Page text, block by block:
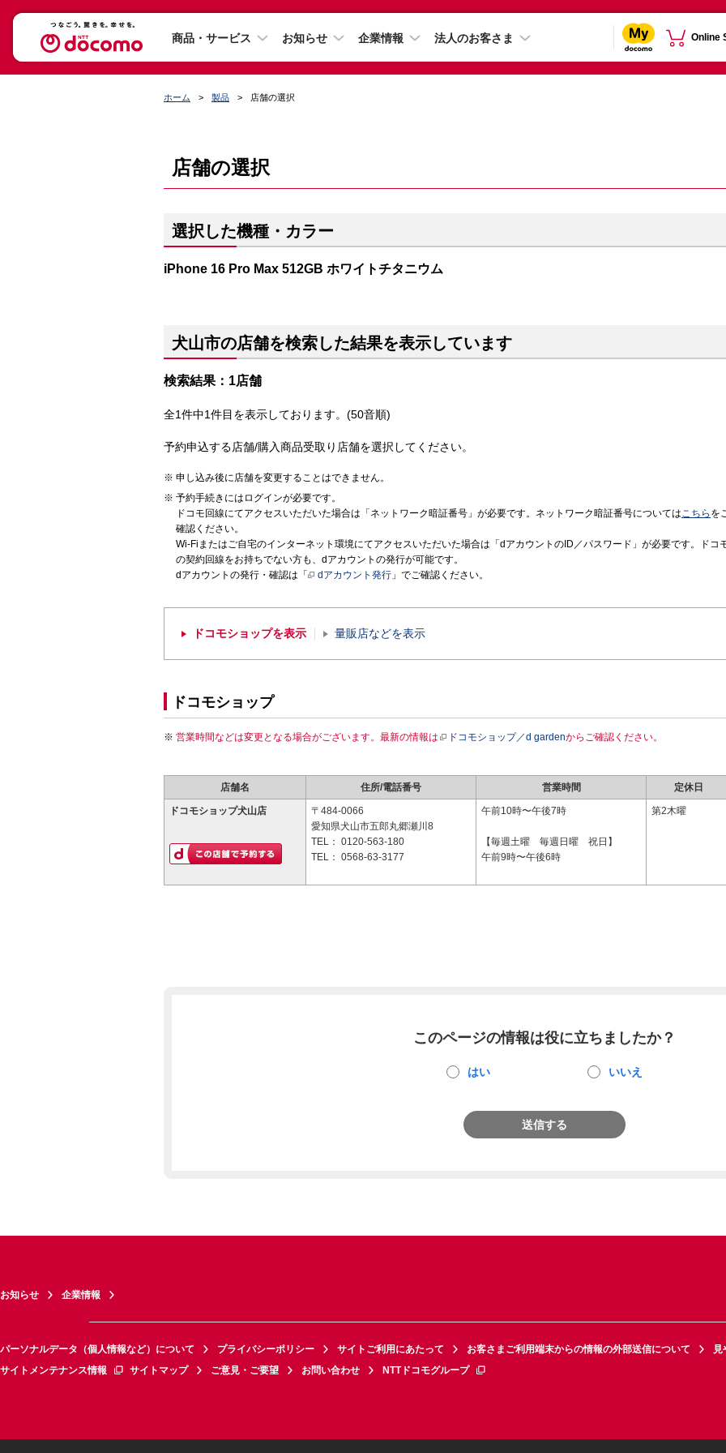
商品・サービス お知らせ 企業情報 法人のお客さま Online
ホーム 製品 店舗の選択
店舗の選択
選択した機種・カラー
iPhone 16 Pro Max 512GB ホワイトチタニウム
犬山市の店舗を検索した結果を表示しています
検索結果：1店舗
全1件中1件目を表示しております。(50音順)
予約申込する店舗/購入商品受取り店舗を選択してください。
申し込み後に店舗を変更することはできません。
予約手続きにはログインが必要です。
ドコモ回線にてアクセスいただいた場合は「ネットワーク暗証番号」が必要です。ネットワーク暗証番号についてはこちら を
確認ください。
Wi-Fiまたはご自宅のインターネット環境にてアクセスいただいた場合は「dアカウントのID／パスワード」が必要です。ドコ
の契約回線をお持ちでない方も、dアカウントの発行が可能です。
dアカウントの発行・確認は「
dアカウント発行 」でご確認ください。
ドコモショップを表示 量販店などを表示
ドコモショップ
営業時間などは変更となる場合がございます。最新の情報は ドコモショップ／d gardenからご確認ください。
店舗名 住所/電話番号 営業時間 定休日
ドコモショップ犬山店
〒484-0066
愛知県犬山市五郎丸郷瀬川8
TEL： 0120-563-180
TEL： 0568-63-3177
午前10時〜午後7時
【毎週土曜 毎週日曜 祝日】
午前9時〜午後6時
第2木曜
このページの情報は役に立ちましたか？
はい いいえ
送信する
お知らせ 企業情報
パーソナルデータ（個人情報など）について プライバシーポリシー サイトご利用にあたって お客さまご利用端末からの情報の外部送信について
見
サイトメンテナンス情報
サイトマップ ご意見・ご要望 お問い合わせ NTTドコモグループ